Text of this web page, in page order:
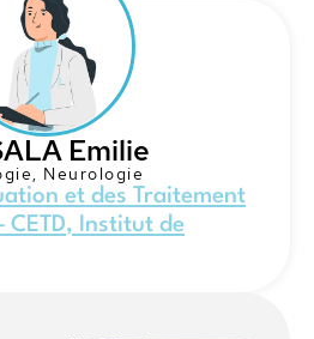
Emilie
, Neurologie
et des Traitement
, Institut de